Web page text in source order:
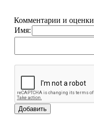
Комментарии и оценки
Имя: